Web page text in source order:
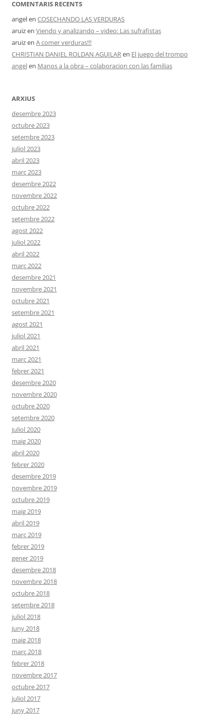
COMENTARIS RECENTS
angelen COSECHANDO LAS VERDURAS
aruizen Viendo y analizando – video: Las sufrafistas
aruizen A comer verduras!!!
CHRISTIAN DANIEL ROLDAN AGUILARen El juego del trompo
angelen Manos a la obra – colaboracion con las familias
ARXIUS
desembre 2023
octubre 2023
setembre 2023
juliol 2023
abril 2023
març 2023
desembre 2022
novembre 2022
octubre 2022
setembre 2022
agost 2022
juliol 2022
abril 2022
març 2022
desembre 2021
novembre 2021
octubre 2021
setembre 2021
agost 2021
juliol 2021
abril 2021
març 2021
febrer 2021
desembre 2020
novembre 2020
octubre 2020
setembre 2020
juliol 2020
maig 2020
abril 2020
febrer 2020
desembre 2019
novembre 2019
octubre 2019
maig 2019
abril 2019
març 2019
febrer 2019
gener 2019
desembre 2018
novembre 2018
octubre 2018
setembre 2018
juliol 2018
juny 2018
maig 2018
març 2018
febrer 2018
novembre 2017
octubre 2017
juliol 2017
juny 2017